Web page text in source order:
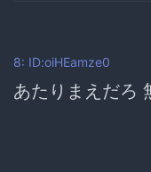
8: ID:oiHEamze0
あたりまえだろ